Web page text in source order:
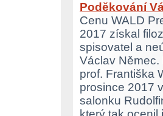
Poděkování
Cenu WALD
2017 získal
spisovatel a
Václav Němec.
prof. Františka
prosince 2017
salonku